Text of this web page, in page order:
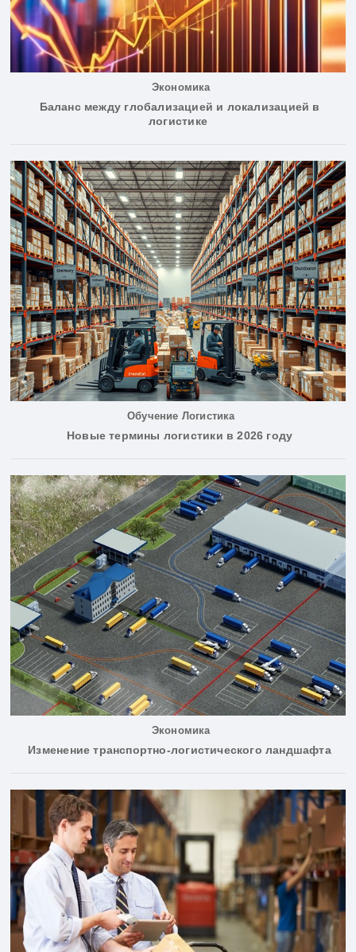
Экономика
Баланс между глобализацией и локализацией в
логистике
Обучение Логистика
Новые термины логистики в 2026 году
Экономика
Изменение транспортно-логистического ландшафта